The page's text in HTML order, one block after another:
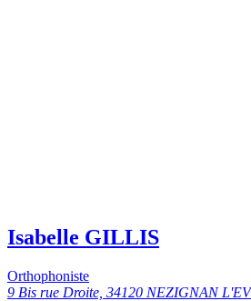
Isabelle GILLIS
Orthophoniste
9 Bis rue Droite, 34120 NEZIGNAN